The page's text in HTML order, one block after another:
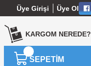
Üye Girişi Üye Ol
KARGOM NEREDE?
SEPETİM